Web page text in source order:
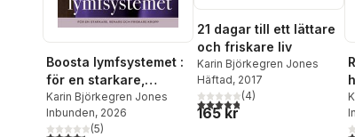
Boosta lymfsystemet :
för en starkare,
renare och friskare
kropp
Karin Björkegren Jones
Inbunden, 2026
(5)
21 dagar till ett lättare
och friskare liv
Karin Björkegren Jones
Häftad, 2017
4,8utav 5 stjärnor. Totalt antal
(4)
165 kr